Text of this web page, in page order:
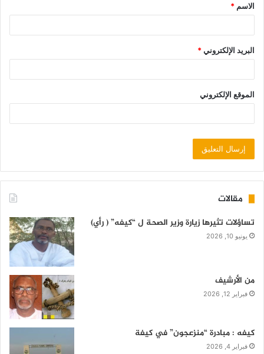
الاسم *
البريد الإلكتروني*
الموقع الإلكتروني
مقالات
تساؤلات تثيرها زيارة وزير الصحة ل “كيفه” ( رأي)
يونيو 10, 2026
من الأرشيف
فبراير 12, 2026
كيفه : مبادرة “منزعجون” في كيفة
فبراير 4, 2026